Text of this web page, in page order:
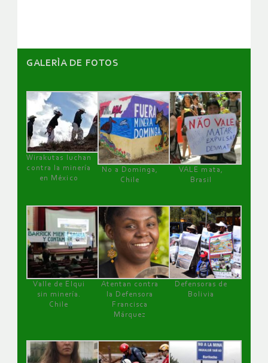
GALERÌA DE FOTOS
Wirakutas luchan
contra la minería
en México
No a Dominga,
Chile
VALE mata,
Brasil
Valle de Elqui
sin minería.
Chile
Atentan contra
la Defensora
Francisca
Márquez
Defensoras de
Bolivia